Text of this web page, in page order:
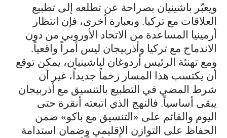
ويعبّر باشينيان بصراحة عن تطلعه إلى تطبيع
العلاقات مع تركيا. وبعبارة أخرى، فإن انتظار
أرمينيا المساعدة من الاتحاد الأوروبي من دون
الاندماج مع تركيا وأذربيجان ليس أمراً واقعياً.
ومع تهنئة الرئيس أردوغان لباشينيان، يمكن توقع
أن يكتسب هذا المسار زخماً جديداً، غير أن
شرط المضي في التطبيع بالتنسيق مع أذربيجان
يبقى أساسياً. فالنهج الذي اتبعته أنقرة حتى
اليوم والقائم على «التنسيق مع باكو» ضمن
الحفاظ على التوازن الإقليمي وضمان استدامة